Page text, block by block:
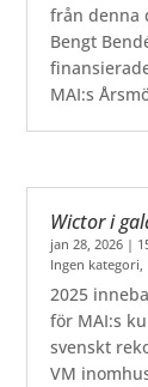
från denna
Bengt
MAI:s
Wictor i
jan 28, 2026 |
Ingen kategori,
2025
för MAI:s
svenskt
VM